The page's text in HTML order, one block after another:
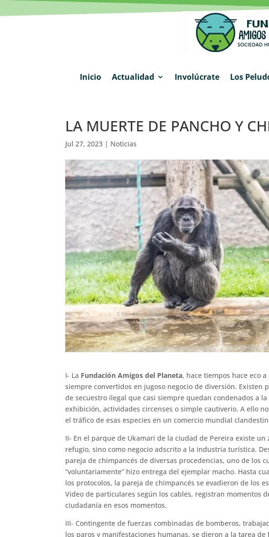
Inicio Actualidad Involúcrate Los
LA MUERTE DE PANCHO Y
Jul 27, 2023 | Noticias
I- La Fundación Amigos del Planeta, hace tiempos hace eco
siempre convertidos en jugoso negocio de diversión. Existen
de secuestro ilegal que casi siempre quedan condenados a
exhibición, actividades circenses o simple cautiverio. A ello
el tráfico de esas especies en un comercio mundial
II- En el parque de Ukamari de la ciudad de Pereira existe
refugio, sino como negocio adscrito a la industria turística.
pareja de chimpancés de diversas procedencias, uno de los
“voluntariamente” hizo entrega del ejemplar macho. Hasta
los protocolos, la pareja de chimpancés se evadieron de los
Video de particulares según los cables, registran momentos
ciudadanía en esos momentos.
III- Contingente de fuerzas combinadas de bomberos,
los paros y manifestaciones humanas, se dieron a la tarea